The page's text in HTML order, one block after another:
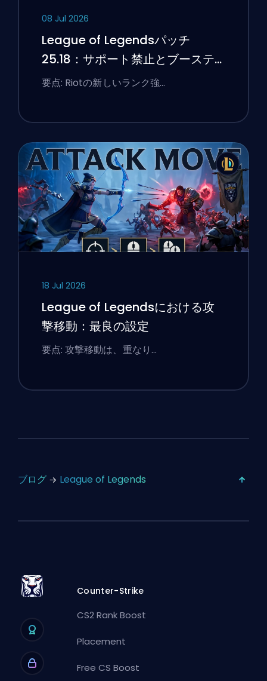
08 Jul 2026
League of Legendsパッチ
25.18：サポート禁止とブーステ
ィングのフラグ
要点: Riotの新しいランク強…
18 Jul 2026
League of Legendsにおける攻
撃移動：最良の設定
要点: 攻撃移動は、重なり…
ブログ League of Legends
Counter-Strike
CS2 Rank Boost
Placement
Free CS Boost